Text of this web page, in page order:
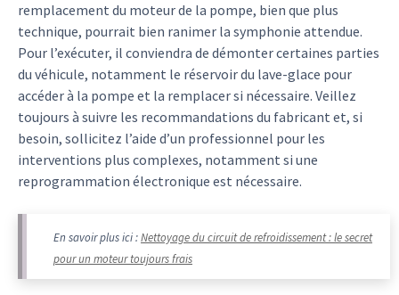
remplacement du moteur de la pompe, bien que plus
technique, pourrait bien ranimer la symphonie attendue.
Pour l’exécuter, il conviendra de démonter certaines parties
du véhicule, notamment le réservoir du lave-glace pour
accéder à la pompe et la remplacer si nécessaire. Veillez
toujours à suivre les recommandations du fabricant et, si
besoin, sollicitez l’aide d’un professionnel pour les
interventions plus complexes, notamment si une
reprogrammation électronique est nécessaire.
En savoir plus ici :Nettoyage du circuit de refroidissement : le secret
pour un moteur toujours frais